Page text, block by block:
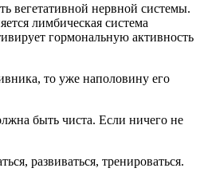
вегетативной нервной системы.
лимбическая система
гормональную активность
то уже наполовину его
быть чиста. Если ничего не
развиваться, тренироваться.